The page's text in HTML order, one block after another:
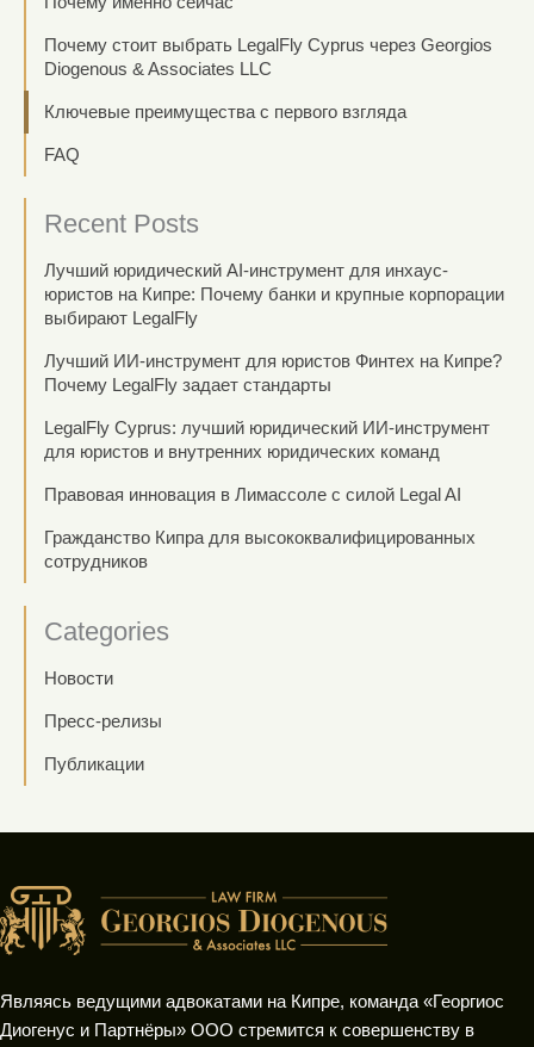
Почему стоит выбрать LegalFly Cyprus через Georgios
Diogenous & Associates LLC
Ключевые преимущества с первого взгляда
FAQ
Recent Posts
Лучший юридический AI-инструмент для инхаус-
юристов на Кипре: Почему банки и крупные корпорации
выбирают LegalFly
Лучший ИИ-инструмент для юристов Финтех на Кипре?
Почему LegalFly задает стандарты
LegalFly Cyprus: лучший юридический ИИ-инструмент
для юристов и внутренних юридических команд
Правовая инновация в Лимассоле с силой Legal AI
Гражданство Кипра для высококвалифицированных
сотрудников
Categories
Новости
Пресс-релизы
Публикации
Являясь ведущими адвокатами на Кипре, команда «Георгиос
Диогенус и Партнёры» ООО стремится к совершенству в